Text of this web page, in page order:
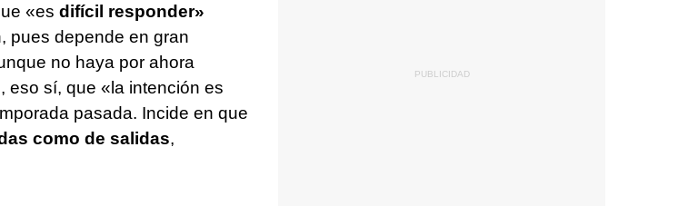
«es difícil responder»
pues depende en gran
no haya por ahora
eso sí, que «la intención es
pasada. Incide en que
como de salidas,